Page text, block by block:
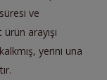
ve
arayışı
yerini una